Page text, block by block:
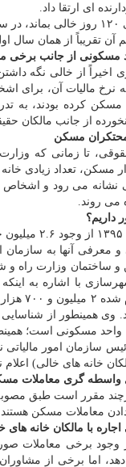
ای ارتقا داد.
آن تقریباً از همان سال
مسکونی از جانب
که نرخ مالیات آن،
کرده بودند، به
از جانب مالکان
محتکران مسکن
تا زمانی که
مسکن، تعداد زیادی
می رود و اشخاص
می روند.
داریم؟
نتایج
ساختمان وزارت راه و
همینطور از
سازمان امور مالیاتی
واسطه گری معاملات
مقرر است طبق
معاملات مسکن
با مالکان خانه های
وجود برخی معاملات
اما برخی از